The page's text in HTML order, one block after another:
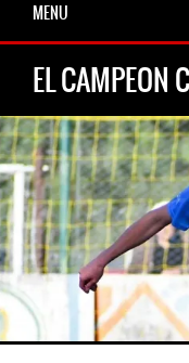
MENU
EL CAMPEON